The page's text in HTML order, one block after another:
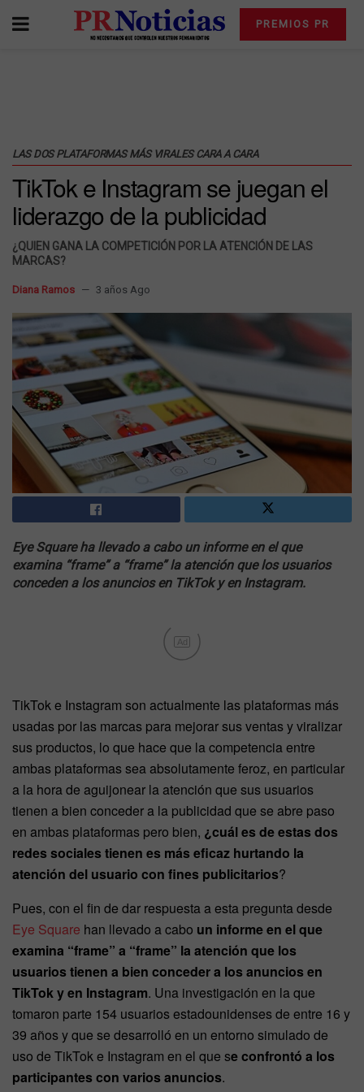
PREMIOS PR
LAS DOS PLATAFORMAS MÁS VIRALES CARA A CARA
TikTok e Instagram se juegan el
liderazgo de la publicidad
¿QUIEN GANA LA COMPETICIÓN POR LA ATENCIÓN DE LAS
MARCAS?
Diana Ramos 3 años Ago
Eye Square ha llevado a cabo un informe en el que
examina “frame” a “frame” la atención que los usuarios
conceden a los anuncios en TikTok y en Instagram.
Ad
TikTok e Instagram son actualmente las plataformas más
usadas por las marcas para mejorar sus ventas y viralizar
sus productos, lo que hace que la competencia entre
ambas plataformas sea absolutamente feroz, en particular
a la hora de aguijonear la atención que sus usuarios
tienen a bien conceder a la publicidad que se abre paso
en ambas plataformas pero bien, ¿cuál es de estas dos
redes sociales tienen es más eficaz hurtando la
atención del usuario con fines publicitarios?
Pues, con el fin de dar respuesta a esta pregunta desde
Eye Square han llevado a cabo un informe en el que
examina “frame” a “frame” la atención que los
usuarios tienen a bien conceder a los anuncios en
TikTok y en Instagram. Una investigación en la que
tomaron parte 154 usuarios estadounidenses de entre 16 y
39 años y que se desarrolló en un entorno simulado de
uso de TikTok e Instagram en el que se confrontó a los
participantes con varios anuncios.